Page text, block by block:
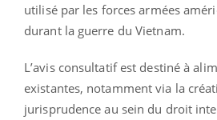
utilisé par les forces armées
durant la guerre du Vietnam.
L’avis consultatif est destiné à
existantes, notamment via la
jurisprudence au sein du droit